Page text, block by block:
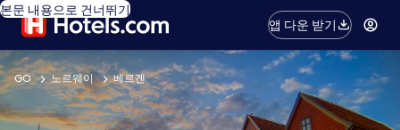
본문 내용으로 건너뛰기
앱 다운 받기
GO 노르웨이 베르겐